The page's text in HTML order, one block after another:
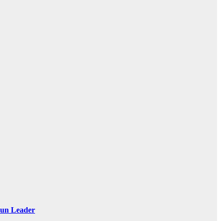
Leader